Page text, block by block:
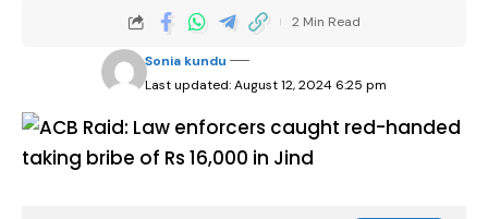
Last updated: August 12, 2024 6:25 pm
Sonia kundu
2 Min Read